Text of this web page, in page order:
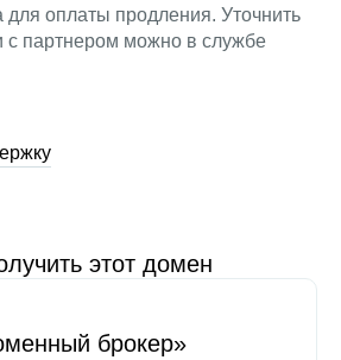
для оплаты продления. Уточнить
с партнером можно в службе
этот домен
брокер»